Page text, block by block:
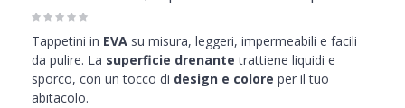
Tappetini in EVA su misura, leggeri, impermeabili e facili
da pulire. La superficie drenante trattiene liquidi e
sporco, con un tocco di design e colore per il tuo
abitacolo.